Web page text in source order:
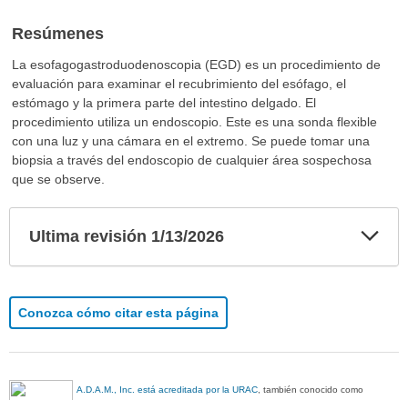
Resúmenes
La esofagogastroduodenoscopia (EGD) es un procedimiento de
evaluación para examinar el recubrimiento del esófago, el
estómago y la primera parte del intestino delgado. El
procedimiento utiliza un endoscopio. Este es una sonda flexible
con una luz y una cámara en el extremo. Se puede tomar una
biopsia a través del endoscopio de cualquier área sospechosa
que se observe.
Ultima revisión 1/13/2026
Conozca cómo citar esta página
A.D.A.M., Inc. está acreditada por la URAC , también conocido como